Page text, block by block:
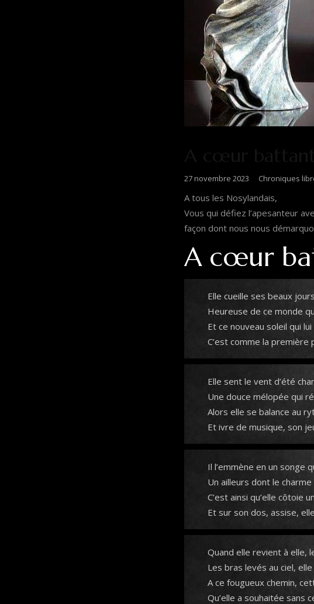
27 novembre 2023 Chroniques
A tous les Nosylandais,
Vous qui défiez l’apesanteur
façon dont nous nous
A cœur
Elle cueille ses beaux
Heureuse de ce monde
Et ce nouveau soleil qui
C’est comme la première
Elle sent le vent d’été
Une douce mélopée qui
Alors elle se balance au
Et ivre de musique, son
Il l’emmène en un songe
Un ailleurs dont le
C’est ainsi qu’elle côtoie
Et sur son dos, assise,
Quand elle revient à elle,
Les bras levés au ciel,
A ce fougueux chemin,
Qu’elle a souhaitée sans